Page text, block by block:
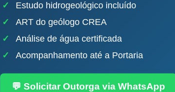
✓
Estudo hidrogeológico incluído
✓
ART do geólogo CREA
✓
Análise de água certificada
✓
Acompanhamento até a Portaria
💬 Solicitar Outorga via WhatsApp